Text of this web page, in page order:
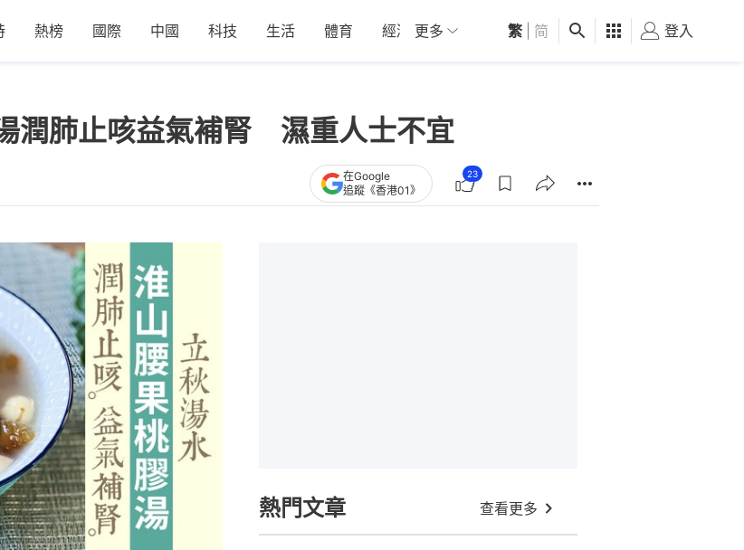
熱榜 國際 中國 科技 生活 體育 經濟 01深圳 觀點 健康 好食玩飛
更多 繁 简 登入
潤肺止咳益氣補腎 濕重人士不宜
在Google
追蹤《香港01》
23
熱門文章 查看更多